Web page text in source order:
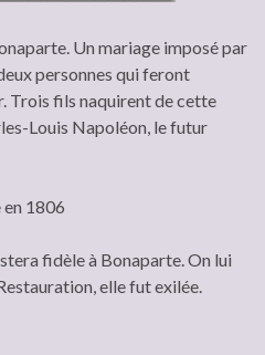
Un mariage imposé par
personnes qui feront
Trois fils naquirent de cette
Louis Napoléon, le futur
1806
fidèle à Bonaparte. On lui
elle fut exilée.